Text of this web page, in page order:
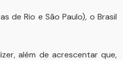
de Rio e São Paulo), o Brasil
além de acrescentar que,